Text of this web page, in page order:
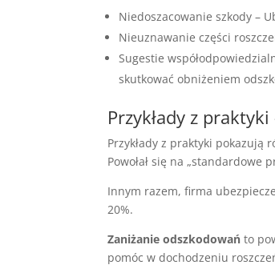
Niedoszacowanie szkody –
Nieuznawanie części
Sugestie
skutkować obniżeniem
Przykłady z praktyki
Przykłady z praktyki pokazują
Powołał się na „standardowe
Innym razem, firma
20%.
Zaniżanie odszkodowań to
pomóc w dochodzeniu